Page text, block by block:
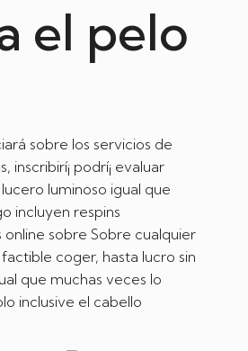
el pelo
sobre los servicios de
podrí¡ evaluar
luminoso igual que
incluyen respins
online sobre Sobre cualquier
coger, hasta lucro sin
que muchas veces lo
inclusive el cabello